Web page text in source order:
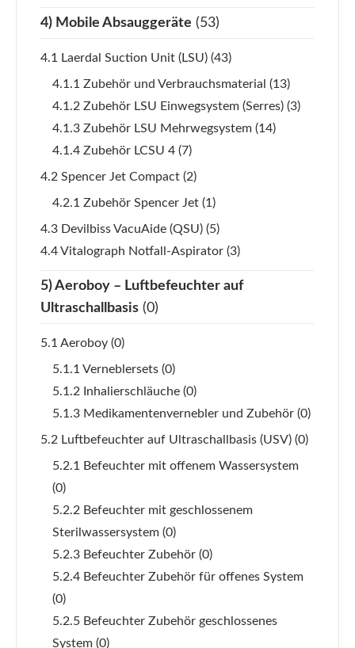
4) Mobile Absauggeräte (53)
4.1 Laerdal Suction Unit (LSU) (43)
4.1.1 Zubehör und Verbrauchsmaterial (13)
4.1.2 Zubehör LSU Einwegsystem (Serres) (3)
4.1.3 Zubehör LSU Mehrwegsystem (14)
4.1.4 Zubehör LCSU 4 (7)
4.2 Spencer Jet Compact (2)
4.2.1 Zubehör Spencer Jet (1)
4.3 Devilbiss VacuAide (QSU) (5)
4.4 Vitalograph Notfall-Aspirator (3)
5) Aeroboy – Luftbefeuchter auf
Ultraschallbasis (0)
5.1 Aeroboy (0)
5.1.1 Verneblersets (0)
5.1.2 Inhalierschläuche (0)
5.1.3 Medikamentenvernebler und Zubehör (0)
5.2 Luftbefeuchter auf Ultraschallbasis (USV) (0)
5.2.1 Befeuchter mit offenem Wassersystem
(0)
5.2.2 Befeuchter mit geschlossenem
Sterilwassersystem (0)
5.2.3 Befeuchter Zubehör (0)
5.2.4 Befeuchter Zubehör für offenes System
(0)
5.2.5 Befeuchter Zubehör geschlossenes
System (0)